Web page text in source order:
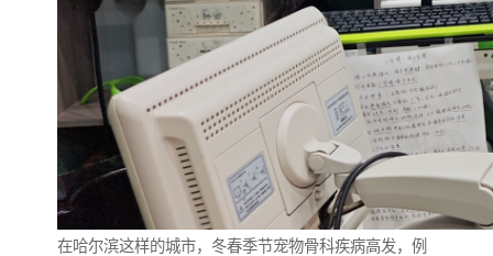
在哈尔滨这样的城市，冬春季节宠物骨科疾病高发，例